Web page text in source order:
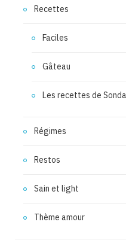
Recettes
Faciles
Gâteau
Les recettes de Sonda
Régimes
Restos
Sain et light
Thème amour